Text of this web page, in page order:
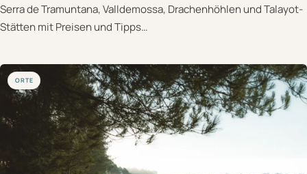
Serra de Tramuntana, Valldemossa, Drachenhöhlen und Talayot-
Stätten mit Preisen und Tipps…
ORTE